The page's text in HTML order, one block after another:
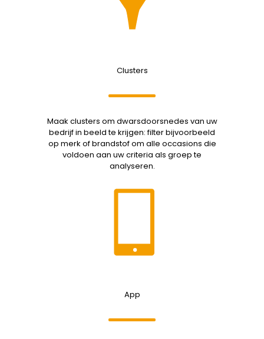
Clusters
Maak clusters om dwarsdoorsnedes van uw
bedrijf in beeld te krijgen: filter bijvoorbeeld
op merk of brandstof om alle occasions die
voldoen aan uw criteria als groep te
analyseren.
App